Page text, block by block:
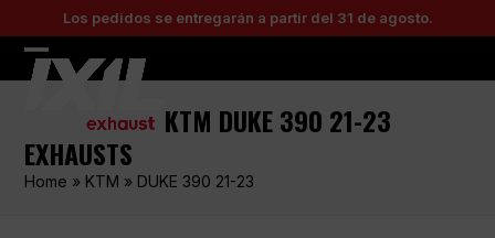
to
content
Los pedidos se entregarán a partir del 31 de agosto.
Open
menu
Close
menu
KTM DUKE 390 21-23
EXHAUSTS
Home » KTM » DUKE 390 21-23